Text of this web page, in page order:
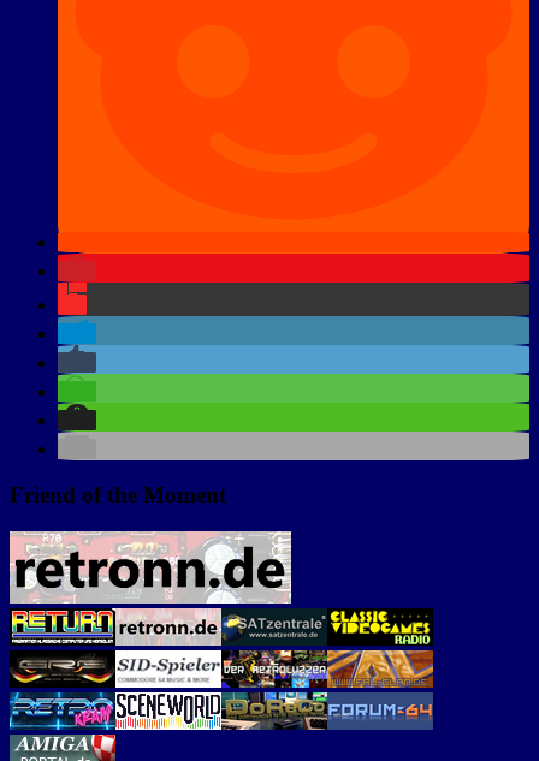
Friend of the Moment